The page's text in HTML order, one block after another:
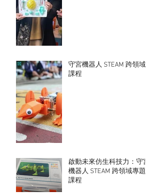
守宮機器人 STEAM 跨領域
課程
啟動未來仿生科技力：守宮
機器人 STEAM 跨領域專題
課程